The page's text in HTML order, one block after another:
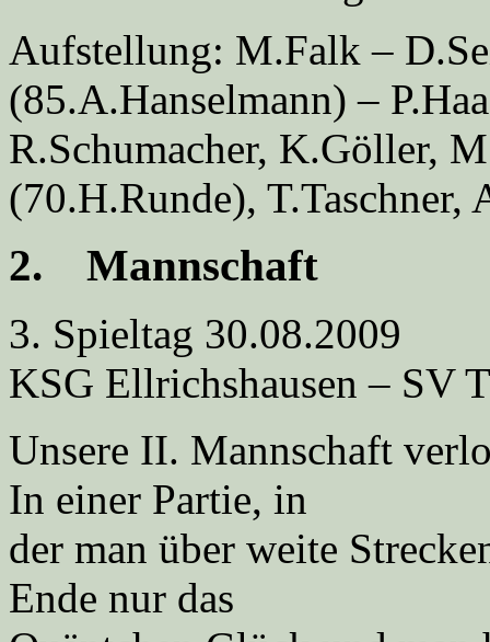
Aufstellung: M.Falk –
(85.A.Hanselmann) –
R.Schumacher, K.Göller,
(70.H.Runde), T.Taschner,
2. Mannschaft
3. Spieltag 30.08.2009
KSG Ellrichshausen –
Unsere II. Mannschaft
In einer Partie, in
der man über weite
Ende nur das